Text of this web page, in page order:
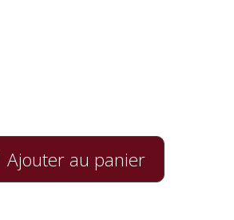
Ajouter au panier